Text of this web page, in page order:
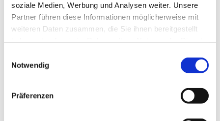
soziale Medien, Werbung und Analysen weiter. Unsere
Partner führen diese Informationen möglicherweise mit
weiteren Daten zusammen, die Sie ihnen bereitgestellt
Notwendig
Präferenzen
Seniorenzentrum Willi-Pohlmann,
Kronenstraße 6, 44625 Herne